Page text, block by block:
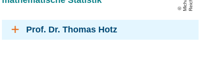
Prof. Dr. Thomas Hotz